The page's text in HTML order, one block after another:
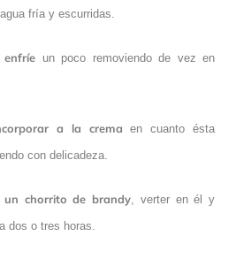
fría y escurridas.
un poco removiendo de vez en
a la crema en cuanto ésta
con delicadeza.
chorrito de brandy , verter en él y
dos o tres horas.